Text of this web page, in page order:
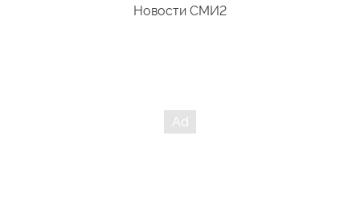
Новости СМИ2